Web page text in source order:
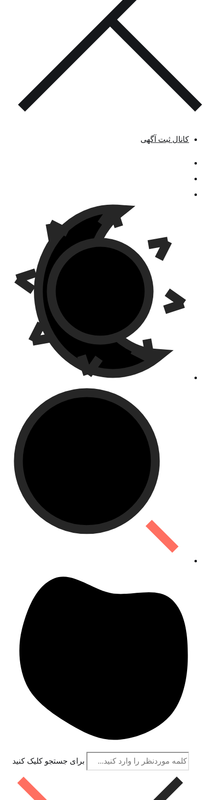
کانال ثبت آگهی
برای جستجو کلیک کنید